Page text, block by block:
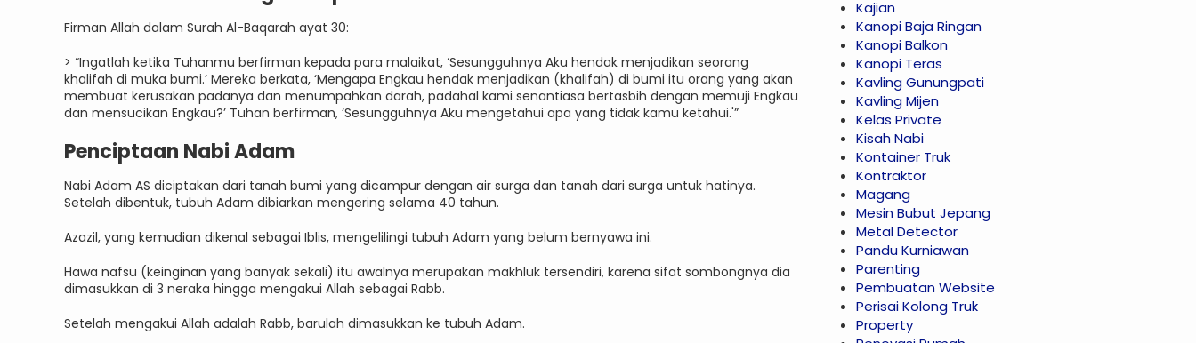
Firman Allah dalam Surah Al-Baqarah ayat 30:
> “Ingatlah ketika Tuhanmu berfirman kepada para malaikat, ‘Sesungguhnya Aku hendak menjadikan seorang
khalifah di muka bumi.’ Mereka berkata, ‘Mengapa Engkau hendak menjadikan (khalifah) di bumi itu orang yang akan
membuat kerusakan padanya dan menumpahkan darah, padahal kami senantiasa bertasbih dengan memuji Engkau
dan mensucikan Engkau?’ Tuhan berfirman, ‘Sesungguhnya Aku mengetahui apa yang tidak kamu ketahui.'”
Penciptaan Nabi Adam
Nabi Adam AS diciptakan dari tanah bumi yang dicampur dengan air surga dan tanah dari surga untuk hatinya.
Setelah dibentuk, tubuh Adam dibiarkan mengering selama 40 tahun.
Azazil, yang kemudian dikenal sebagai Iblis, mengelilingi tubuh Adam yang belum bernyawa ini.
Hawa nafsu (keinginan yang banyak sekali) itu awalnya merupakan makhluk tersendiri, karena sifat sombongnya dia
dimasukkan di 3 neraka hingga mengakui Allah sebagai Rabb.
Setelah mengakui Allah adalah Rabb, barulah dimasukkan ke tubuh Adam.
Kajian
Kanopi Baja Ringan
Kanopi Balkon
Kanopi Teras
Kavling Gunungpati
Kavling Mijen
Kelas Private
Kisah Nabi
Kontainer Truk
Kontraktor
Magang
Mesin Bubut Jepang
Metal Detector
Pandu Kurniawan
Parenting
Pembuatan Website
Perisai Kolong Truk
Property